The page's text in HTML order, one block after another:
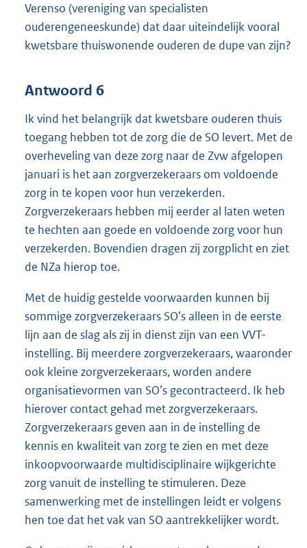
Verenso (vereniging van specialisten
ouderengeneeskunde) dat daar uiteindelijk vooral
kwetsbare thuiswonende ouderen de dupe van zijn?
Antwoord 6
Ik vind het belangrijk dat kwetsbare ouderen thuis
toegang hebben tot de zorg die de SO levert. Met de
overheveling van deze zorg naar de Zvw afgelopen
januari is het aan zorgverzekeraars om voldoende
zorg in te kopen voor hun verzekerden.
Zorgverzekeraars hebben mij eerder al laten weten
te hechten aan goede en voldoende zorg voor hun
verzekerden. Bovendien dragen zij zorgplicht en ziet
de NZa hierop toe.
Met de huidig gestelde voorwaarden kunnen bij
sommige zorgverzekeraars SO’s alleen in de eerste
lijn aan de slag als zij in dienst zijn van een VVT-
instelling. Bij meerdere zorgverzekeraars, waaronder
ook kleine zorgverzekeraars, worden andere
organisatievormen van SO’s gecontracteerd. Ik heb
hierover contact gehad met zorgverzekeraars.
Zorgverzekeraars geven aan in de instelling de
kennis en kwaliteit van zorg te zien en met deze
inkoopvoorwaarde multidisciplinaire wijkgerichte
zorg vanuit de instelling te stimuleren. Deze
samenwerking met de instellingen leidt er volgens
hen toe dat het vak van SO aantrekkelijker wordt.